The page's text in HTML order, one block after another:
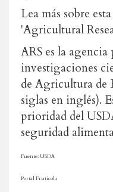
Lea más sobre
'Agricultural
ARS es la
investigaciones
de Agricultura de
siglas en inglés).
prioridad del
seguridad
Fuente: USDA
Portal Fruticola